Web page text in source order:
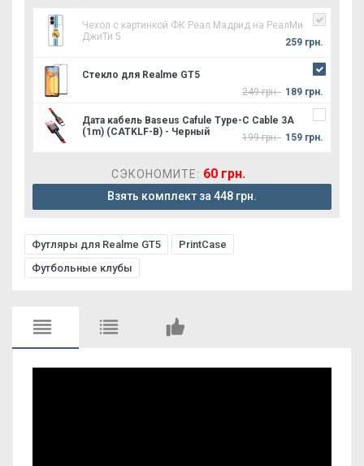
Чехол с картинкой ФК Реал Мадрид на РеалМи
ДжиТи 5
259 грн.
Стекло для Realme GT5
249 грн. 189 грн.
Дата кабель Baseus Cafule Type-C Cable 3A
(1m) (CATKLF-B) - Черный
199 грн. 159 грн.
СЭКОНОМИТЕ: 60 грн.
Взять комплект за 448 грн.
Футляры для Realme GT5
PrintCase
Футбольные клубы